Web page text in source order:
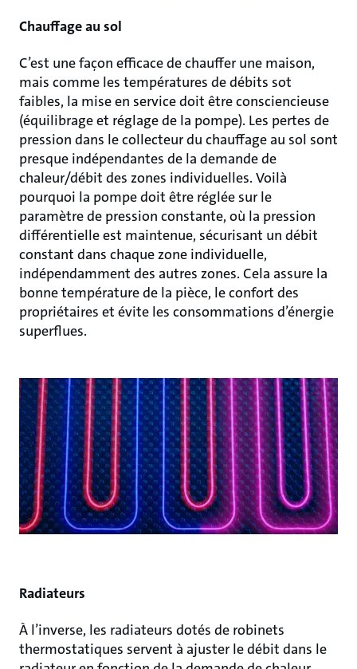
Chauffage au sol
C’est une façon efficace de chauffer une maison,
mais comme les températures de débits sot
faibles, la mise en service doit être consciencieuse
(équilibrage et réglage de la pompe). Les pertes de
pression dans le collecteur du chauffage au sol sont
presque indépendantes de la demande de
chaleur/débit des zones individuelles. Voilà
pourquoi la pompe doit être réglée sur le
paramètre de pression constante, où la pression
différentielle est maintenue, sécurisant un débit
constant dans chaque zone individuelle,
indépendamment des autres zones. Cela assure la
bonne température de la pièce, le confort des
propriétaires et évite les consommations d’énergie
superflues.
Radiateurs
À l’inverse, les radiateurs dotés de robinets
thermostatiques servent à ajuster le débit dans le